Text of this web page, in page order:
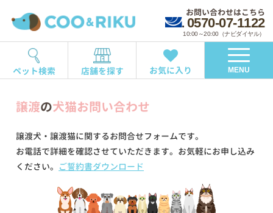
お問い合わせはこちら
0570-07-1122
10:00～20:00（ナビダイヤル）
ペット検索 店舗を探す お気に入り MENU
譲渡の犬猫お問い合わせ
譲渡犬・譲渡猫に関するお問合せフォームです。
お電話で詳細を確認させていただきます。お気軽にお申し込み
ください。 ご誓約書ダウンロード